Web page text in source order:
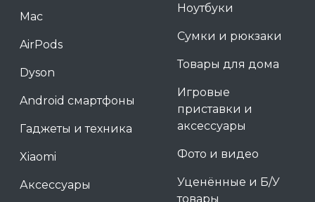
Mac
AirPods
Dyson
Android смартфоны
Гаджеты и техника
Xiaomi
Аксессуары
Ноутбуки
Сумки и рюкзаки
Товары для дома
Игровые
приставки и
аксессуары
Фото и видео
Уценённые и Б/У
товары